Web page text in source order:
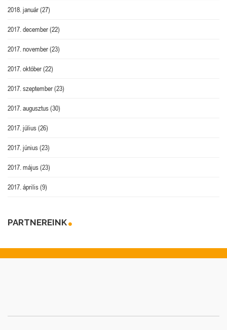
2018. január(27)
2017. december(22)
2017. november(23)
2017. október(22)
2017. szeptember(23)
2017. augusztus(30)
2017. július(26)
2017. június(23)
2017. május(23)
2017. április(9)
PARTNEREINK